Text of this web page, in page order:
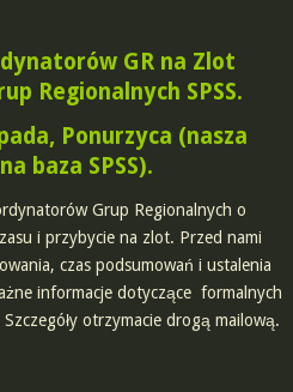
GR na Zlot
Regionalnych SPSS.
Ponurzyca (nasza
baza SPSS).
Grup Regionalnych o
i przybycie na zlot. Przed nami
czas podsumowań i ustalenia
informacje dotyczące formalnych
otrzymacie drogą mailową.